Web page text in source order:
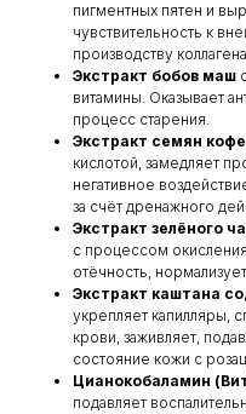
пигментных пятен и
чувствительность к
производству
Экстракт бобов маш
витамины. Оказывает
процесс старения.
Экстракт семян кофе
кислотой, замедляет
негативное
за счёт дренажного
Экстракт зелёного
с процессом
отёчность,
Экстракт каштана
укрепляет капилляры,
крови, заживляет,
состояние кожи с
Цианокобаламин
подавляет